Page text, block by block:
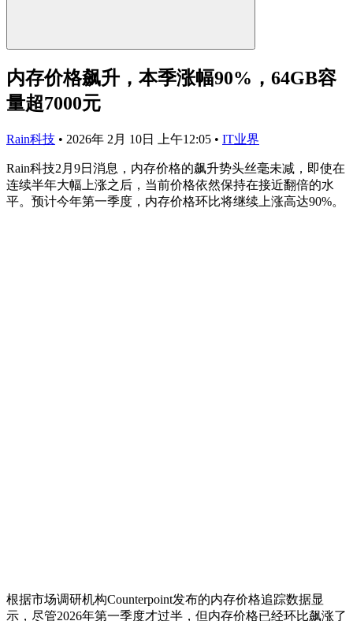
内存价格飙升，本季涨幅90%，64GB容
量超7000元
Rain科技 • 2026年 2月 10日 上午12:05 • IT业界
Rain科技2月9日消息，内存价格的飙升势头丝毫未减，即使在
连续半年大幅上涨之后，当前价格依然保持在接近翻倍的水
平。预计今年第一季度，内存价格环比将继续上涨高达90%。
根据市场调研机构Counterpoint发布的内存价格追踪数据显
示，尽管2026年第一季度才过半，但内存价格已经环比飙涨了